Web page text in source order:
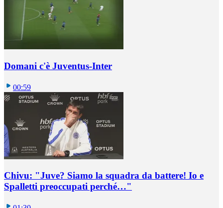
Domani c'è Juventus-Inter
00:59
Chivu: "Juve? Siamo la squadra da battere! Io e
Spalletti preoccupati perché…"